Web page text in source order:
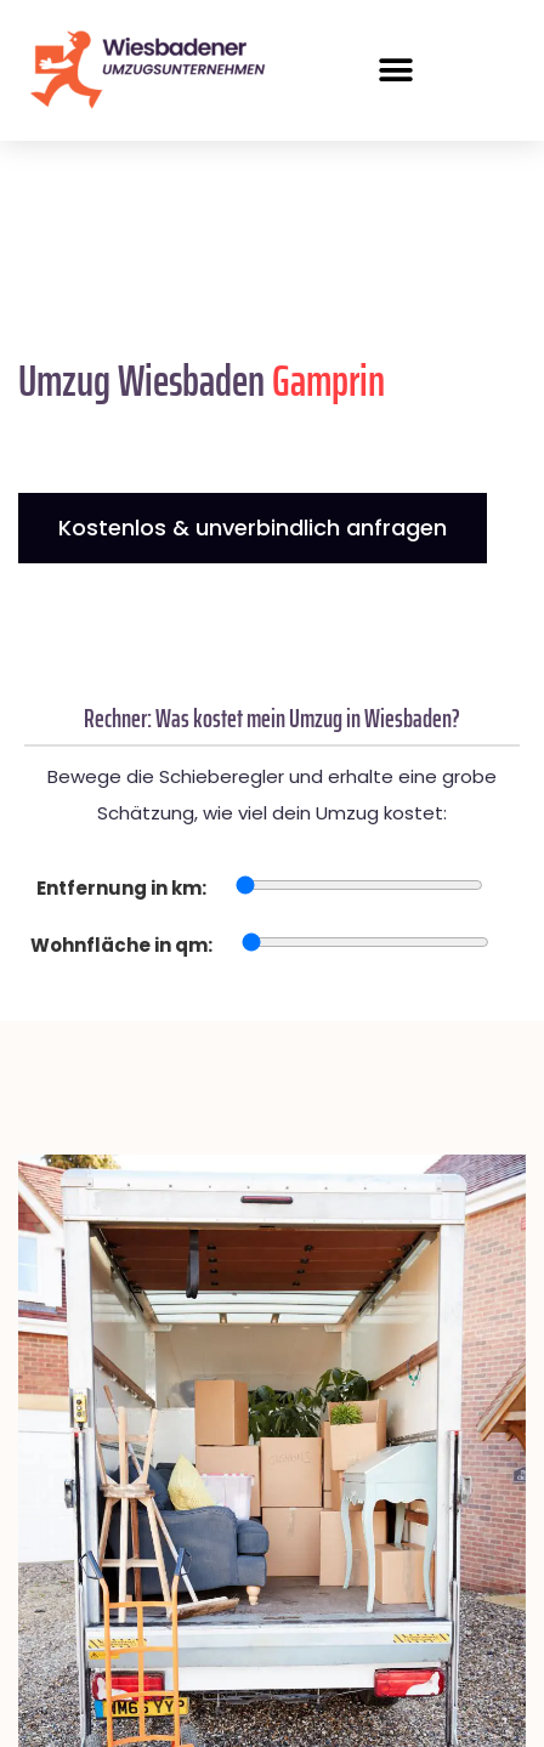
Umzug WiesbadenGamprin
Kostenlos & unverbindlich anfragen
Rechner: Was kostet mein Umzug in Wiesbaden?
Bewege die Schieberegler und erhalte eine grobe
Schätzung, wie viel dein Umzug kostet:
Entfernung in km:
Wohnfläche in qm: